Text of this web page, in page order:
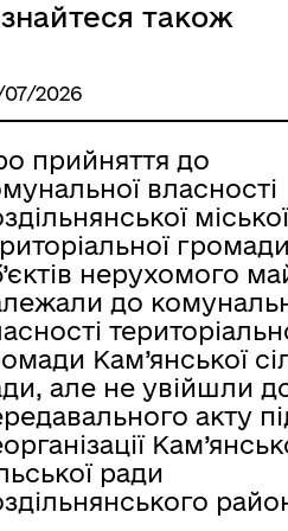
Розклад автобусів
Розклад автобусів
Лиманське
також
2026
прийняття до
власності
міської
громади
нерухомого
до
Кам’янської
але не увійшли
акту
ради